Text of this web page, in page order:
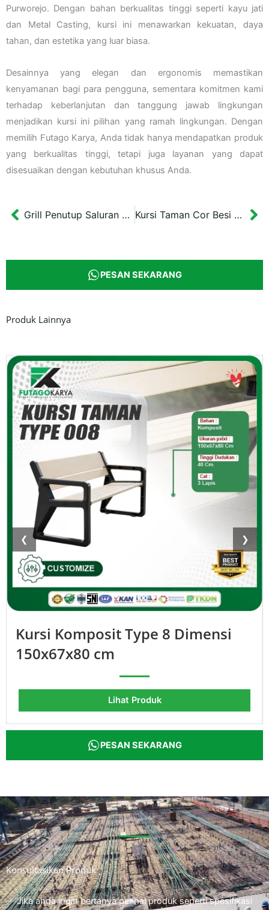
Purworejo. Dengan bahan berkualitas tinggi seperti kayu jati
dan Metal Casting, kursi ini menawarkan kekuatan, daya
tahan, dan estetika yang luar biasa.
Desainnya yang elegan dan ergonomis memastikan
kenyamanan bagi para pengguna, sementara komitmen kami
terhadap keberlanjutan dan tanggung jawab lingkungan
menjadikan kursi ini pilihan yang ramah lingkungan. Dengan
memilih Futago Karya, Anda tidak hanya mendapatkan produk
yang berkualitas tinggi, tetapi juga layanan yang dapat
disesuaikan dengan kebutuhan khusus Anda.
Prev Grill Penutup Saluran Air Besi 40×40 cm Yogyakarta Kursi Taman Cor Besi Ukel DLHK Kota Banjarmasin 120×70 cm
PESAN SEKARANG
Produk Lainnya
❮ ❯
Kursi Komposit Type 8 Dimensi
150x67x80 cm
Lihat Produk
PESAN SEKARANG
Konsultasikan Produk
Jika anda ingin bertanya perihal produk seperti spesifikasi